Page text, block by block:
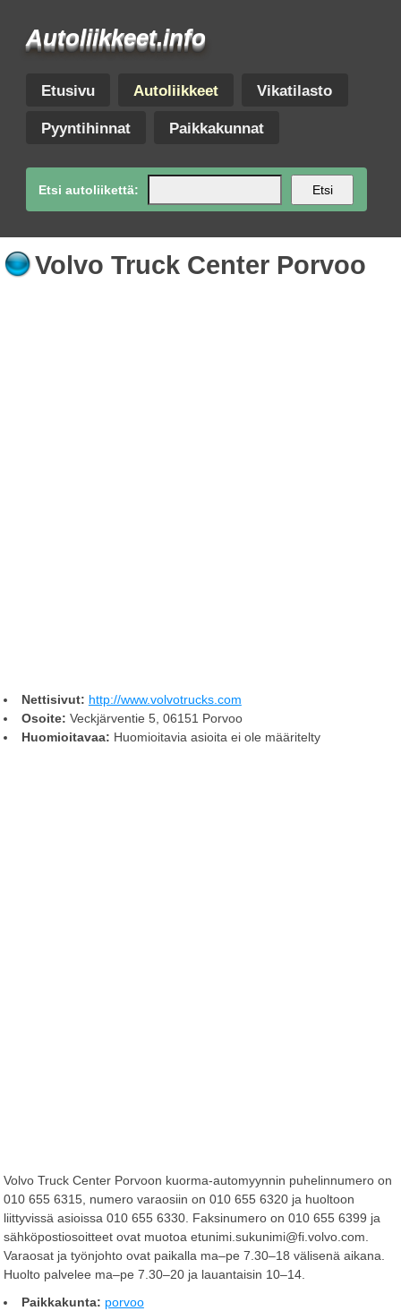
Autoliikkeet.info
Etusivu Autoliikkeet Vikatilasto
Pyyntihinnat Paikkakunnat
Etsi autoliikettä: Etsi
Volvo Truck Center Porvoo
Nettisivut: http://www.volvotrucks.com
Osoite: Veckjärventie 5, 06151 Porvoo
Huomioitavaa: Huomioitavia asioita ei ole määritelty
Volvo Truck Center Porvoon kuorma-automyynnin puhelinnumero on
010 655 6315, numero varaosiin on 010 655 6320 ja huoltoon
liittyvissä asioissa 010 655 6330. Faksinumero on 010 655 6399 ja
sähköpostiosoitteet ovat muotoa etunimi.sukunimi@fi.volvo.com.
Varaosat ja työnjohto ovat paikalla ma–pe 7.30–18 välisenä aikana.
Huolto palvelee ma–pe 7.30–20 ja lauantaisin 10–14.
Paikkakunta: porvoo